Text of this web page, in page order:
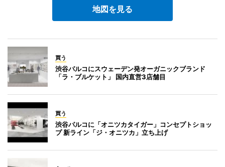
地図を見る
買う
渋谷パルコにスウェーデン発オーガニックブランド
「ラ・ブルケット」 国内直営3店舗目
買う
渋谷パルコに「オニツカタイガー」コンセプトショッ
プ 新ライン「ジ・オニツカ」立ち上げ